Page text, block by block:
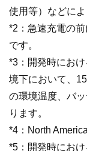
使用等）などに
*2：急速充電の
です。
*3：開発時にお
境下において、
の環境温度、バ
ります。
*4：North
*5：開発時におけ